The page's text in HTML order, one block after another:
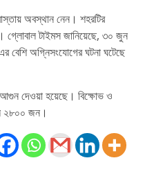
অবস্থান নেন। শহরটির
গ্লোবাল টাইমস জানিয়েছে, ৩০ জুন
বেশি অগ্নিসংযোগের ঘটনা ঘটেছে
দেওয়া হয়েছে। বিক্ষোভ ও
২৮০০ জন।